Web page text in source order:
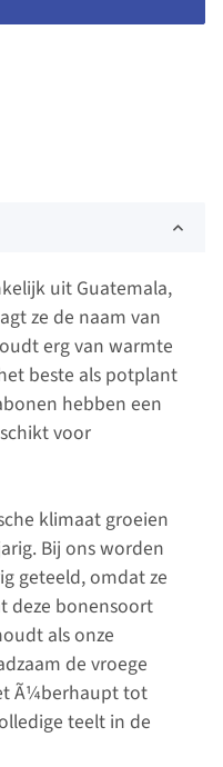
uit Guatemala,
ze de naam van
erg van warmte
beste als potplant
hebben een
voor
klimaat groeien
Bij ons worden
geteeld, omdat ze
deze bonensoort
als onze
de vroege
Ã¼berhaupt tot
teelt in de